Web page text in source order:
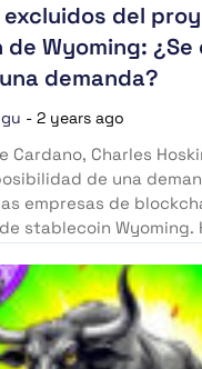
excluidos del
Wyoming: ¿Se
demanda?
- 2 years ago
Cardano, Charles
de una
empresas de
stablecoin Wyoming.